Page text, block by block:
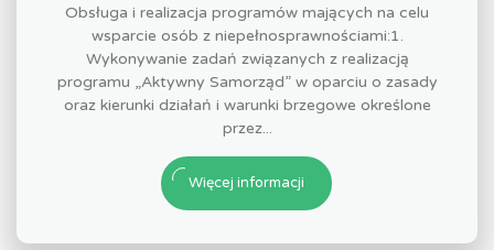
Obsługa i realizacja programów mających na celu
wsparcie osób z niepełnosprawnościami:1.
Wykonywanie zadań związanych z realizacją
programu „Aktywny Samorząd” w oparciu o zasady
oraz kierunki działań i warunki brzegowe określone
przez...
Więcej informacji